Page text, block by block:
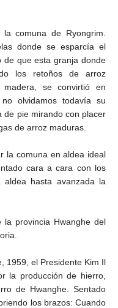
comuna de Ryongrim.
donde se esparcía el
de que esta granja donde
los retoños de arroz
se convirtió en
olvidamos todavía su
de pie mirando con placer
de arroz maduras.
la comuna en aldea ideal
cara a cara con los
hasta avanzada la
provincia Hwanghe del
1959, el Presidente Kim Il
la producción de hierro,
de Hwanghe. Sentado
los brazos: Cuando